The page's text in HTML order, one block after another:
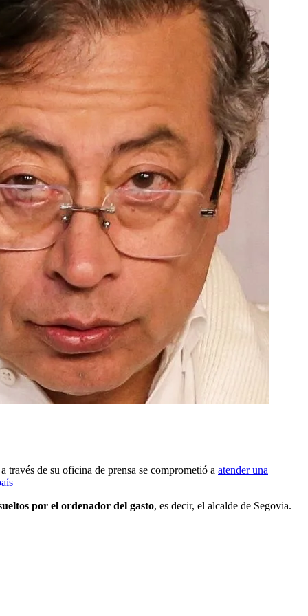
través de su oficina de prensa se comprometió a atender una
por el ordenador del gasto, es decir, el alcalde de Segovia.